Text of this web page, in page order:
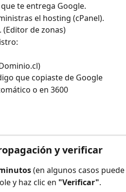
que te entrega Google.
el hosting (cPanel).
. (Editor de zonas)
que copiaste de Google
o en 3600
y verificar
(en algunos casos
y haz clic en "Verificar".